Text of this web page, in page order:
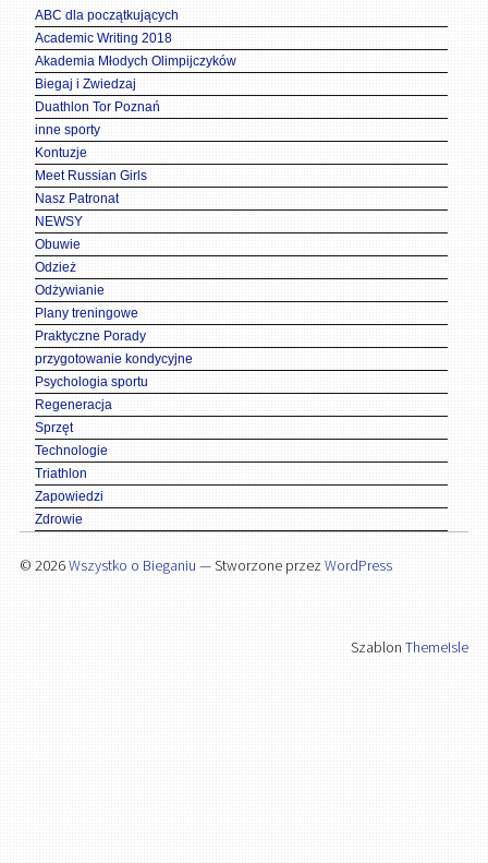
ABC dla początkujących
Academic Writing 2018
Akademia Młodych Olimpijczyków
Biegaj i Zwiedzaj
Duathlon Tor Poznań
inne sporty
Kontuzje
Meet Russian Girls
Nasz Patronat
NEWSY
Obuwie
Odzież
Odżywianie
Plany treningowe
Praktyczne Porady
przygotowanie kondycyjne
Psychologia sportu
Regeneracja
Sprzęt
Technologie
Triathlon
Zapowiedzi
Zdrowie
© 2026Wszystko o Bieganiu — Stworzone przez WordPress
SzablonThemeIsle